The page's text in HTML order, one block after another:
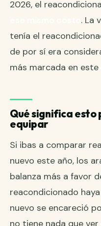
2026, el
. La
tenía el
de por sí era
más marcada en este
Qué significa esto
equipar
Si ibas a comparar
nuevo este año, los
balanza más a favor
reacondicionado
nuevo se encareció